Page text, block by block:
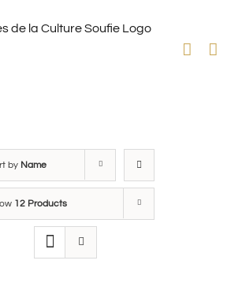
by Name
12 Products